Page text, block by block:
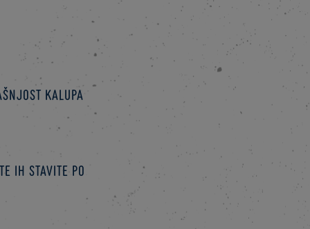
kalupa
ih stavite po